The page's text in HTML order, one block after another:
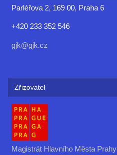
Parléřova 2, 169 00, Praha 6
+420 233 352 546
gjk@gjk.cz
Zřizovatel
Magistrát Hlavního Města Prahy